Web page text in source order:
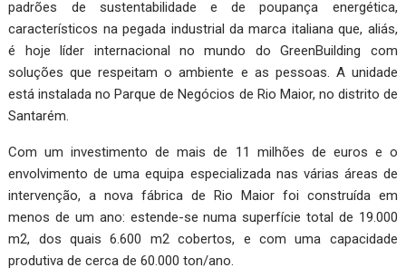
padrões de sustentabilidade e de poupança energética,
característicos na pegada industrial da marca italiana que, aliás,
é hoje líder internacional no mundo do GreenBuilding com
soluções que respeitam o ambiente e as pessoas. A unidade
está instalada no Parque de Negócios de Rio Maior, no distrito de
Santarém.
Com um investimento de mais de 11 milhões de euros e o
envolvimento de uma equipa especializada nas várias áreas de
intervenção, a nova fábrica de Rio Maior foi construída em
menos de um ano: estende-se numa superfície total de 19.000
m2, dos quais 6.600 m2 cobertos, e com uma capacidade
produtiva de cerca de 60.000 ton/ano.